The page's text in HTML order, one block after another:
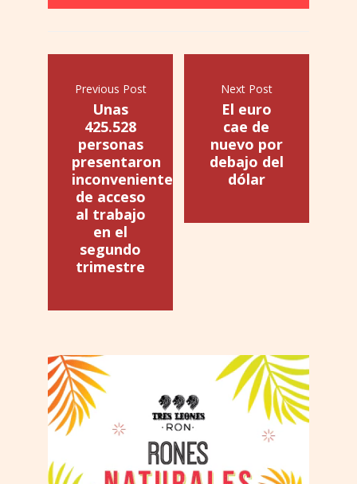
Previous Post
Unas
425.528
personas
presentaron
inconvenientes
de acceso
al trabajo
en el
segundo
trimestre
Next Post
El euro
cae de
nuevo por
debajo del
dólar